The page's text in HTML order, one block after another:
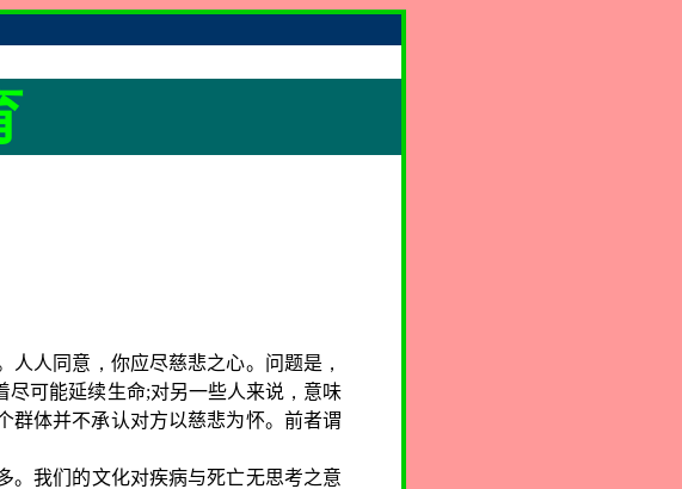
人人同意 ， 你应尽慈悲之心。问题是 ，
尽可能延续生命;对另一些人来说， 意味
群体并不承认对方以慈悲为怀。前者谓
。我们的文化对疾病与死亡无思考之意